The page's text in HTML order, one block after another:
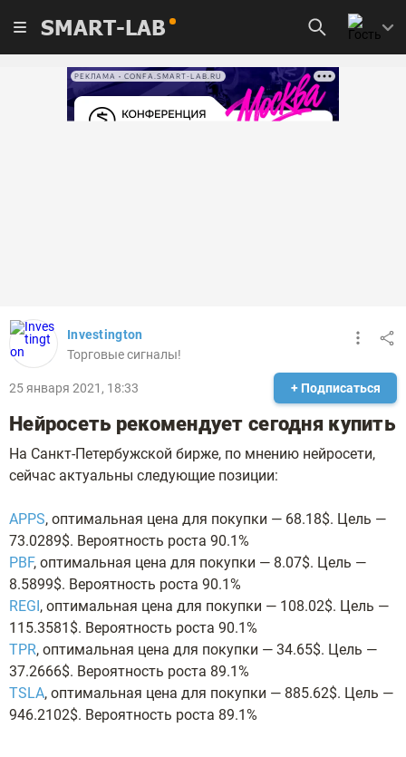
SMART-LAB
РЕКЛАМА • CONFA.SMART-LAB.RU
Investington
Торговые сигналы!
25 января 2021, 18:33 + Подписаться
Нейросеть рекомендует сегодня купить
На Санкт-Петербужской бирже, по мнению нейросети,
сейчас актуальны следующие позиции:
APPS, оптимальная цена для покупки — 68.18$. Цель —
73.0289$. Вероятность роста 90.1%
PBF, оптимальная цена для покупки — 8.07$. Цель —
8.5899$. Вероятность роста 90.1%
REGI, оптимальная цена для покупки — 108.02$. Цель —
115.3581$. Вероятность роста 90.1%
TPR, оптимальная цена для покупки — 34.65$. Цель —
37.2666$. Вероятность роста 89.1%
TSLA, оптимальная цена для покупки — 885.62$. Цель —
946.2102$. Вероятность роста 89.1%